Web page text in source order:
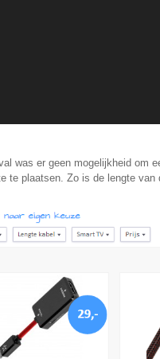
was er geen mogelijkheid om
te plaatsen. Zo is de lengte van